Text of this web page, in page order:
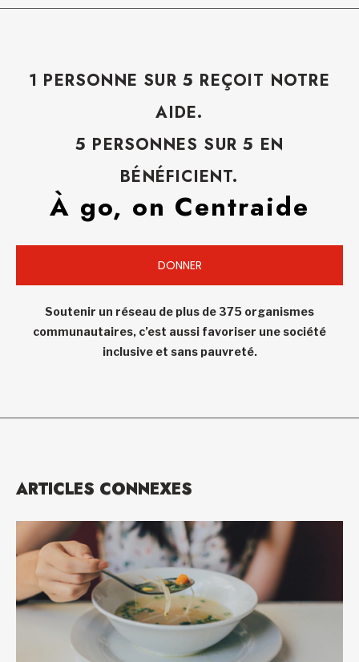
1 PERSONNE SUR 5 REÇOIT NOTRE
AIDE.
5 PERSONNES SUR 5 EN
BÉNÉFICIENT.
À go, on Centraide
DONNER
Soutenir un réseau de plus de 375 organismes
communautaires, c’est aussi favoriser une société
inclusive et sans pauvreté.
ARTICLES CONNEXES